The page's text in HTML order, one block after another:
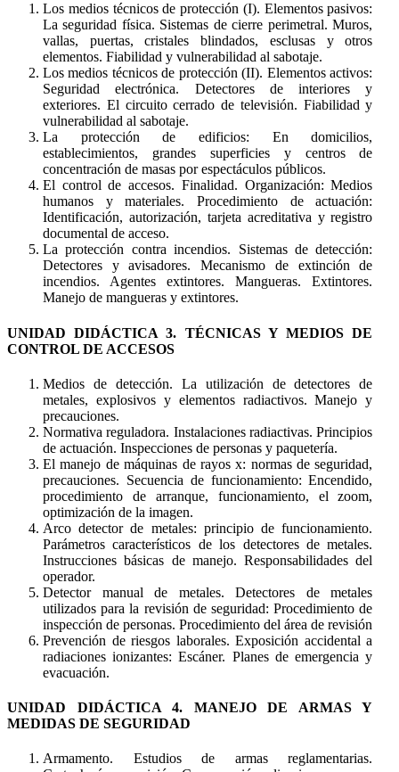
Los medios técnicos de protección (I). Elementos pasivos:
La seguridad física. Sistemas de cierre perimetral. Muros,
vallas, puertas, cristales blindados, esclusas y otros
elementos. Fiabilidad y vulnerabilidad al sabotaje.
Los medios técnicos de protección (II). Elementos activos:
Seguridad electrónica. Detectores de interiores y
exteriores. El circuito cerrado de televisión. Fiabilidad y
vulnerabilidad al sabotaje.
La protección de edificios: En domicilios,
establecimientos, grandes superficies y centros de
concentración de masas por espectáculos públicos.
El control de accesos. Finalidad. Organización: Medios
humanos y materiales. Procedimiento de actuación:
Identificación, autorización, tarjeta acreditativa y registro
documental de acceso.
La protección contra incendios. Sistemas de detección:
Detectores y avisadores. Mecanismo de extinción de
incendios. Agentes extintores. Mangueras. Extintores.
Manejo de mangueras y extintores.
UNIDAD DIDÁCTICA 3. TÉCNICAS Y MEDIOS DE
CONTROL DE ACCESOS
Medios de detección. La utilización de detectores de
metales, explosivos y elementos radiactivos. Manejo y
precauciones.
Normativa reguladora. Instalaciones radiactivas. Principios
de actuación. Inspecciones de personas y paquetería.
El manejo de máquinas de rayos x: normas de seguridad,
precauciones. Secuencia de funcionamiento: Encendido,
procedimiento de arranque, funcionamiento, el zoom,
optimización de la imagen.
Arco detector de metales: principio de funcionamiento.
Parámetros característicos de los detectores de metales.
Instrucciones básicas de manejo. Responsabilidades del
operador.
Detector manual de metales. Detectores de metales
utilizados para la revisión de seguridad: Procedimiento de
inspección de personas. Procedimiento del área de revisión
Prevención de riesgos laborales. Exposición accidental a
radiaciones ionizantes: Escáner. Planes de emergencia y
evacuación.
UNIDAD DIDÁCTICA 4. MANEJO DE ARMAS Y
MEDIDAS DE SEGURIDAD
Armamento. Estudios de armas reglamentarias.